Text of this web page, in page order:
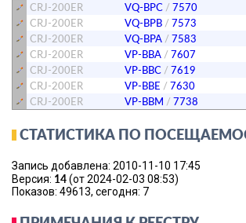
CRJ-200ER
VQ-BPC / 7570
CRJ-200ER
VQ-BPB / 7573
CRJ-200ER
VQ-BPA / 7583
CRJ-200ER
VP-BBA / 7607
CRJ-200ER
VP-BBC / 7619
CRJ-200ER
VP-BBE / 7630
CRJ-200ER
VP-BBM / 7738
СТАТИСТИКА ПО
Запись добавлена: 2010-11-10 17:45
Версия: 14(от 2024-02-03 08:53)
Показов: 49613, сегодня: 7